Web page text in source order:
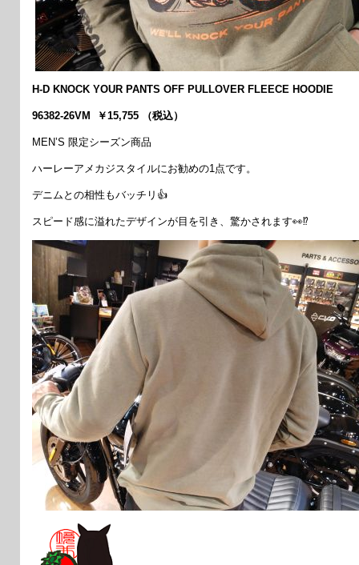
H-D KNOCK YOUR PANTS OFF PULLOVER FLEECE HOODIE
96382-26VM ￥15,755 （税込）
MEN’S 限定シーズン商品
ハーレーアメカジスタイルにお勧めの1点です。
デニムとの相性もバッチリ👍
スピード感に溢れたデザインが目を引き、驚かされます👀⁉